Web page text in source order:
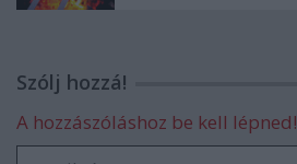
Szólj hozzá!
A hozzászóláshoz be kell lépned!